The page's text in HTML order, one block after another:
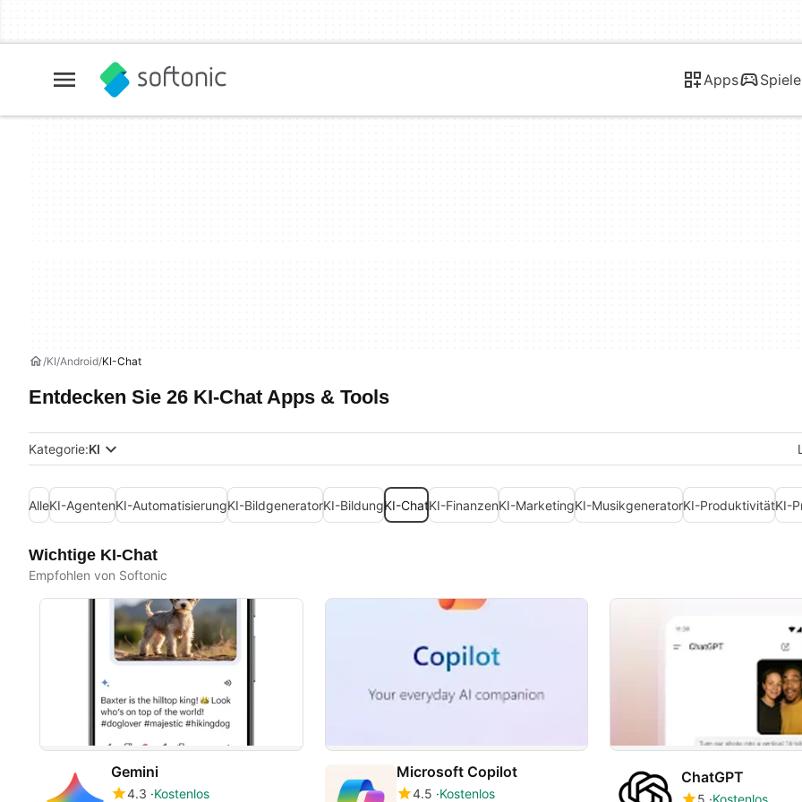
Apps Spiele
KI Android KI-Chat
Entdecken Sie 26 KI-Chat Apps & Tools
Kategorie:KI
AlleKI-AgentenKI-AutomatisierungKI-BildgeneratorKI-BildungKI-ChatKI-FinanzenKI-MarketingKI-MusikgeneratorKI-ProduktivitätKI-
Wichtige KI-Chat
Empfohlen von Softonic
Gemini
4.3 Kostenlos
Microsoft Copilot
4.5 Kostenlos
ChatGPT
5 Kostenlos